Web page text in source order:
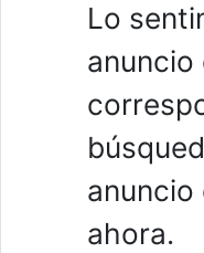
Lo
anuncio
ahora.